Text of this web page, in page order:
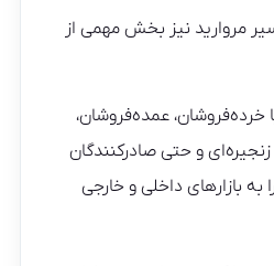
مروارید نیز بخش مهمی از
خرده‌فروشان، عمده‌فروشان،
و حتی صادرکنندگان
به بازارهای داخلی و خارجی